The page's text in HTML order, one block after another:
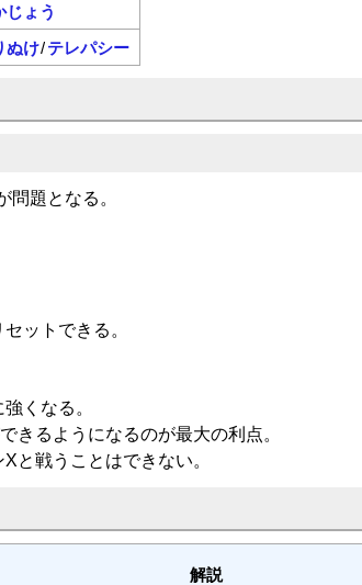
じょう
ぬけ/テレパシー
問題となる。
ットできる。
くなる。
きるようになるのが最大の利点。
と戦うことはできない。
解説